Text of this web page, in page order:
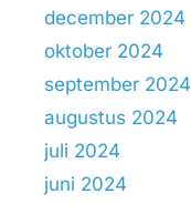
december 2024
oktober 2024
september 2024
augustus 2024
juli 2024
juni 2024